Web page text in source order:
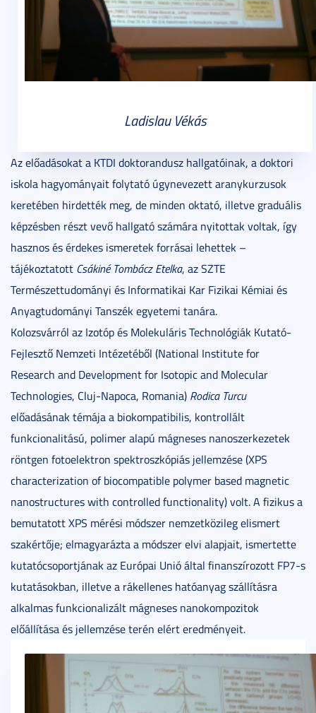
Ladislau Vékás
Az előadásokat a KTDI doktorandusz hallgatóinak, a doktori
iskola hagyományait folytató úgynevezett aranykurzusok
keretében hirdették meg, de minden oktató, illetve graduális
képzésben részt vevő hallgató számára nyitottak voltak, így
hasznos és érdekes ismeretek forrásai lehettek –
tájékoztatott Csákiné Tombácz Etelka, az SZTE
Természettudományi és Informatikai Kar Fizikai Kémiai és
Anyagtudományi Tanszék egyetemi tanára.
Kolozsvárról az Izotóp és Molekuláris Technológiák Kutató-
Fejlesztő Nemzeti Intézetéből (National Institute for
Research and Development for Isotopic and Molecular
Technologies, Cluj-Napoca, Romania) Rodica Turcu
előadásának témája a biokompatibilis, kontrollált
funkcionalitású, polimer alapú mágneses nanoszerkezetek
röntgen fotoelektron spektroszkópiás jellemzése (XPS
characterization of biocompatible polymer based magnetic
nanostructures with controlled functionality) volt. A fizikus a
bemutatott XPS mérési módszer nemzetközileg elismert
szakértője; elmagyarázta a módszer elvi alapjait, ismertette
kutatócsoportjának az Európai Unió által finanszírozott FP7-s
kutatásokban, illetve a rákellenes hatóanyag szállításra
alkalmas funkcionalizált mágneses nanokompozitok
előállítása és jellemzése terén elért eredményeit.